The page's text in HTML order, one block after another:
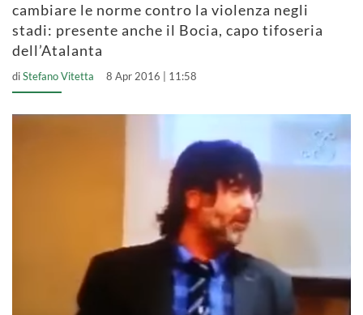
cambiare le norme contro la violenza negli
stadi: presente anche il Bocia, capo tifoseria
dell’Atalanta
diStefano Vitetta 8 Apr 2016 | 11:58